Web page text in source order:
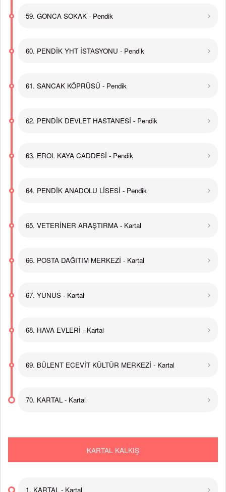
59. GONCA SOKAK - Pendik
60. PENDİK YHT İSTASYONU - Pendik
61. SANCAK KÖPRÜSÜ - Pendik
62. PENDİK DEVLET HASTANESİ - Pendik
63. EROL KAYA CADDESİ - Pendik
64. PENDİK ANADOLU LİSESİ - Pendik
65. VETERİNER ARAŞTIRMA - Kartal
66. POSTA DAĞITIM MERKEZİ - Kartal
67. YUNUS - Kartal
68. HAVA EVLERİ - Kartal
69. BÜLENT ECEVİT KÜLTÜR MERKEZİ - Kartal
70. KARTAL - Kartal
KARTAL KALKIŞ
1. KARTAL - Kartal